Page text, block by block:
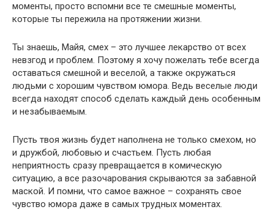
моменты, просто вспомни все те смешные моменты,
которые ты пережила на протяжении жизни.
Ты знаешь, Майя, смех – это лучшее лекарство от всех
невзгод и проблем. Поэтому я хочу пожелать тебе всегда
оставаться смешной и веселой, а также окружаться
людьми с хорошим чувством юмора. Ведь веселые люди
всегда находят способ сделать каждый день особенным
и незабываемым.
Пусть твоя жизнь будет наполнена не только смехом, но
и дружбой, любовью и счастьем. Пусть любая
неприятность сразу превращается в комическую
ситуацию, а все разочарования скрываются за забавной
маской. И помни, что самое важное – сохранять свое
чувство юмора даже в самых трудных моментах.